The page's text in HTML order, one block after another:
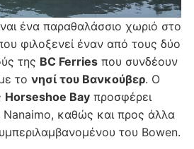
ένα παραθαλάσσιο χωριό στο
φιλοξενεί έναν από τους δύο
της BC Ferriesπου συνδέουν
το νησί του Βανκούβερ. Ο
Horseshoe Bayπροσφέρει
Nanaimo, καθώς και προς άλλα
του Bowen.